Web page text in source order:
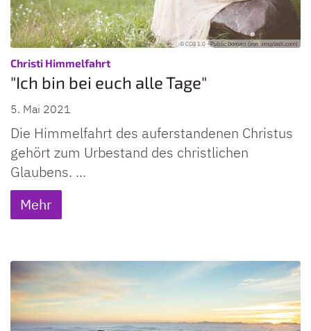
© CC0 1.0 - Public Domain (von unsplash.com)
Christi Himmelfahrt:
"Ich bin bei euch alle Tage"
5. Mai 2021
Die Himmelfahrt des auferstandenen Christus
gehört zum Urbestand des christlichen
Glaubens. ...
Mehr